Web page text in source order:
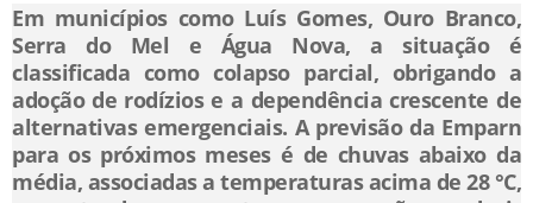
Em municípios como Luís Gomes, Ouro Branco,
Serra do Mel e Água Nova, a situação é
classificada como colapso parcial, obrigando a
adoção de rodízios e a dependência crescente de
alternativas emergenciais. A previsão da Emparn
para os próximos meses é de chuvas abaixo da
média, associadas a temperaturas acima de 28 °C,